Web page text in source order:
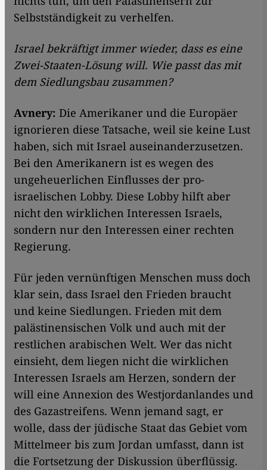
Selbstständigkeit zu verhelfen.
Israel bekräftigt immer wieder, dass es eine
Zwei-Staaten-Lösung will. Wie passt das mit
dem Siedlungsbau zusammen?
Avnery: Die Amerikaner und die Europäer
ignorieren diese Tatsache, weil sie keine Lust
haben, sich mit Israel auseinanderzusetzen.
Bei den Amerikanern ist es wegen des
ungeheuerlichen Einflusses der pro-
israelischen Lobby. Diese Lobby hilft aber
nicht den wirklichen Interessen Israels,
sondern nur den Interessen einer rechten
Regierung.
Für jeden vernünftigen Menschen muss doch
klar sein, dass Israel den Frieden braucht
und keine Siedlungen. Frieden mit dem
palästinensischen Volk und auch mit der
restlichen arabischen Welt. Wer das nicht
einsieht, dem liegen nicht die wirklichen
Interessen Israels am Herzen, sondern der
will eine Annexion des Westjordanlandes und
des Gazastreifens. Wenn jemand sagt, er
wolle, dass der jüdische Staat das Gebiet vom
Mittelmeer bis zum Jordan umfasst, dann ist
die Fortsetzung der Diskussion überflüssig.